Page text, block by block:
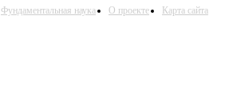
Фундаментальная наука О проекте Карта сайта